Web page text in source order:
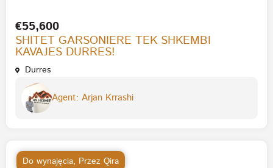
€55,600
SHITET GARSONIERE TEK SHKEMBI
KAVAJES DURRES!
Durres
Agent: Arjan Krrashi
Do wynajęcia, Przez Qira